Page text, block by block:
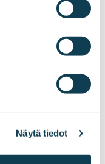
Näytä tiedot
2
simulaattori